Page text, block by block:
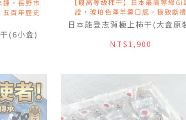
鍊，長野市
百年歷史
(6小盒)
【最高等級柿干】日本最高等級GI
證，琥珀色澤羊羹口感，極致獻禮
日本能登志賀極上柿干(大盒原
NT$1,900